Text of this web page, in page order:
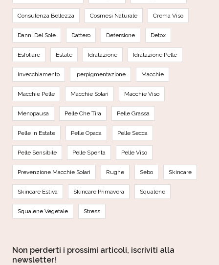
Consulenza Bellezza Cosmesi Naturale Crema Viso
Danni Del Sole Dattero Detersione Detox
Esfoliare Estate Idratazione Idratazione Pelle
Invecchiamento Iperpigmentazione Macchie
Macchie Pelle Macchie Solari Macchie Viso
Menopausa Pelle Che Tira Pelle Grassa
Pelle In Estate Pelle Opaca Pelle Secca
Pelle Sensibile Pelle Spenta Pelle Viso
Prevenzione Macchie Solari Rughe Sebo Skincare
Skincare Estiva Skincare Primavera Squalene
Squalene Vegetale Stress
Non perderti i prossimi articoli, iscriviti alla
newsletter!